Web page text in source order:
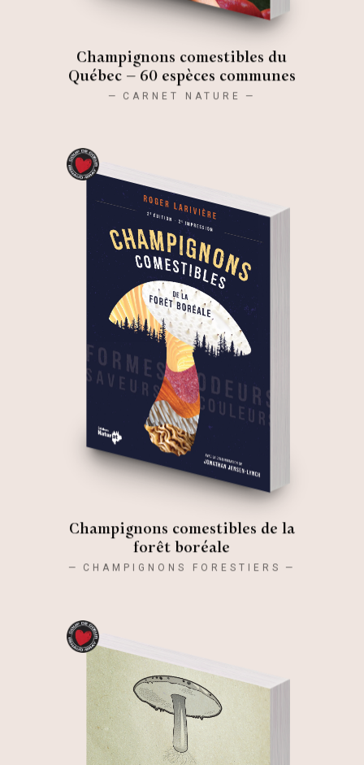
Champignons comestibles du
Québec – 60 espèces communes
CARNET NATURE
Champignons comestibles de la
forêt boréale
CHAMPIGNONS FORESTIERS